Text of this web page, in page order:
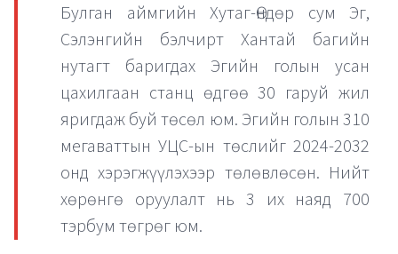
Булган аймгийн Хутаг-Өндөр сум Эг,
Сэлэнгийн бэлчирт Хантай багийн
нутагт баригдах Эгийн голын усан
цахилгаан станц өдгөө 30 гаруй жил
яригдаж буй төсөл юм. Эгийн голын 310
мегаваттын УЦС-ын төслийг 2024-2032
онд хэрэгжүүлэхээр төлөвлөсөн. Нийт
хөрөнгө оруулалт нь 3 их наяд 700
тэрбум төгрөг юм.